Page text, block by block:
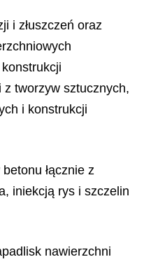
i złuszczeń oraz
tworzyw sztucznych,
i konstrukcji
łącznie z
iniekcją rys i szczelin
nawierzchni